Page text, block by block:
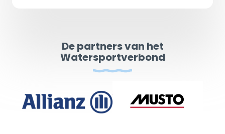
De partners van het
Watersportverbond